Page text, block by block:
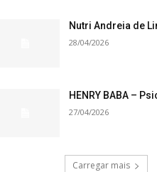
Nutri Andreia de
28/04/2026
HENRY BABA –
27/04/2026
Carregar mais